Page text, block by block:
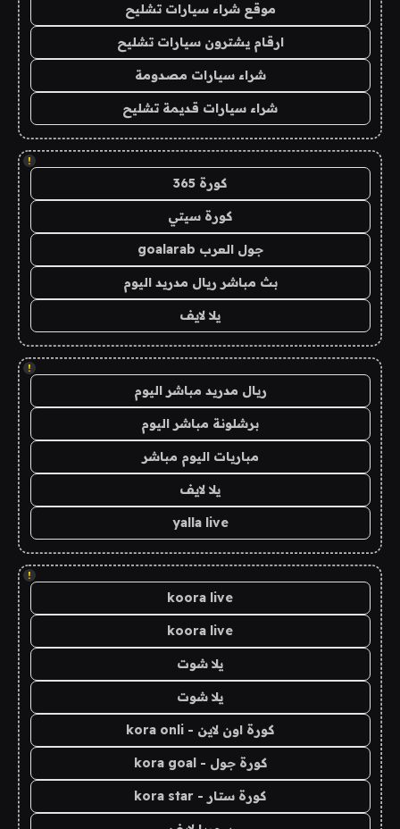
موقع شراء سيارات تشليح
ارقام يشترون سيارات تشليح
شراء سيارات مصدومة
شراء سيارات قديمة تشليح
!
كورة 365
كورة سيتي
جول العرب goalarab
بث مباشر ريال مدريد اليوم
يلا لايف
!
ريال مدريد مباشر اليوم
برشلونة مباشر اليوم
مباريات اليوم مباشر
يلا لايف
yalla live
!
koora live
koora live
يلا شوت
يلا شوت
كورة اون لاين - kora onli
كورة جول - kora goal
كورة ستار - kora star